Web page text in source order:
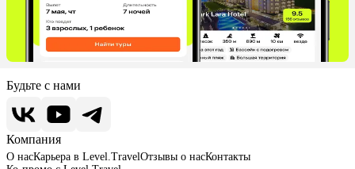
Будьте с нами
Компания
О насКарьера в Level.TravelОтзывы о насКонтакты